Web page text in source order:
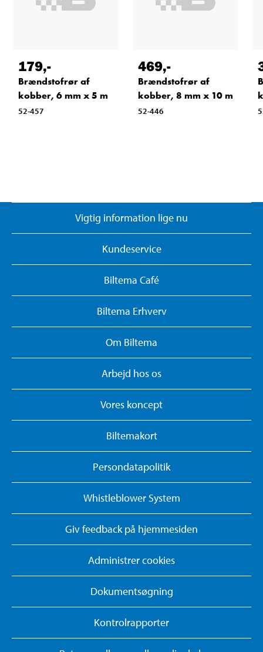
179,-
Brændstofrør af
kobber, 6 mm x 5 m
52-457
469,-
Brændstofrør af
kobber, 8 mm x 10 m
52-446
Vigtig information lige nu
Kundeservice
Biltema Café
Biltema Erhverv
Om Biltema
Arbejd hos os
Vores koncept
Biltemakort
Persondatapolitik
Whistleblower System
Giv feedback på hjemmesiden
Administrer cookies
Dokumentsøgning
Kontrolrapporter